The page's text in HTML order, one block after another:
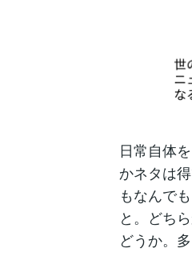
日常自体
かネタは
もなんで
と。どち
どうか。